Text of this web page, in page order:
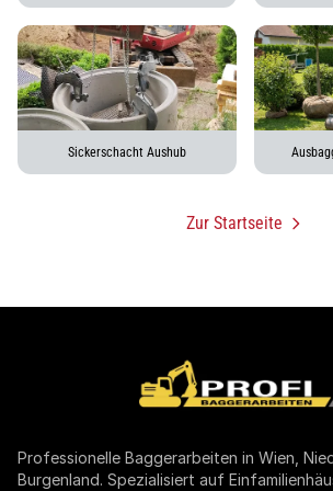
Sickerschacht Aushub
Zur Startseite
Professionelle Baggerarbeiten in Wien,
Burgenland. Spezialisiert auf